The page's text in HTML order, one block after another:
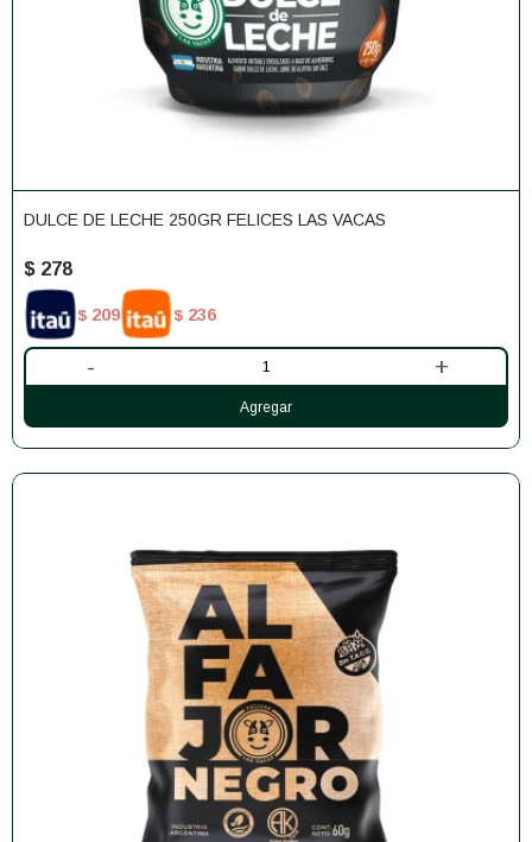
DULCE DE LECHE 250GR FELICES LAS VACAS
$ 278
$ 209 $ 236
- +